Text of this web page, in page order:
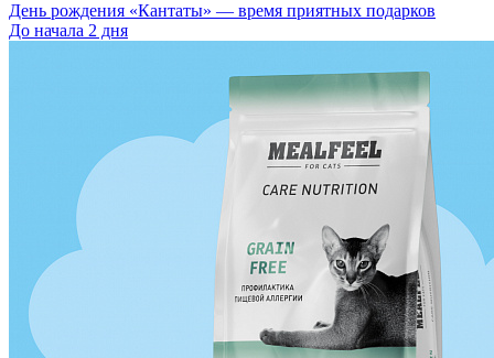
День рождения «Кантаты» — время приятных подарков
До начала 2 дня